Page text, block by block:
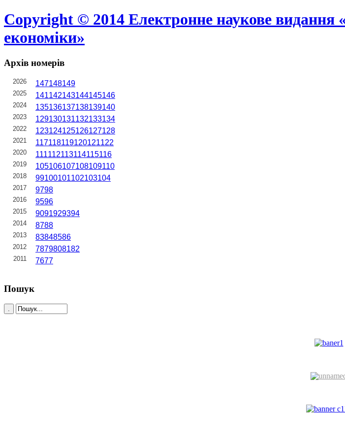
Copyright © 2014 Електронне наукове видання
економіки»
Архів номерів
2026 147148149
2025 141142143144145146
2024 135136137138139140
2023 129130131132133134
2022 123124125126127128
2021 117118119120121122
2020 111112113114115116
2019 105106107108109110
2018 99100101102103104
2017 9798
2016 9596
2015 9091929394
2014 8788
2013 83848586
2012 7879808182
2011 7677
Пошук